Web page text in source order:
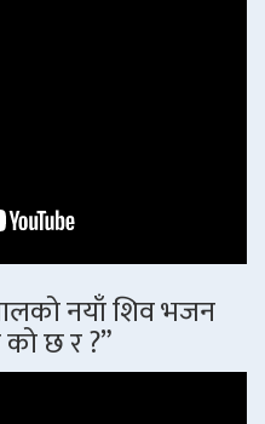
नयाँ शिव भजन
छ र ?”